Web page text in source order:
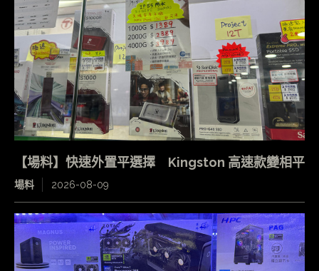
【場料】快速外置平選擇 Kingston 高速款變相平
場料 2026-08-09